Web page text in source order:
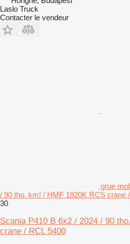
Laslo Truck
Contacter le vendeur
grue
/ 90 tho. km! / HMF 1920K RCS crane
30
Scania P410 B 6x2 / 2024 / 90
crane / RCL 5400